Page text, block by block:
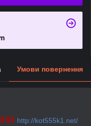
Умови повернення
http://kot555k1.net/